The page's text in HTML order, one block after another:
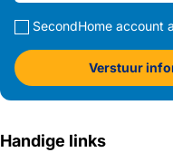
SecondHome account
Verstuur
Handige links